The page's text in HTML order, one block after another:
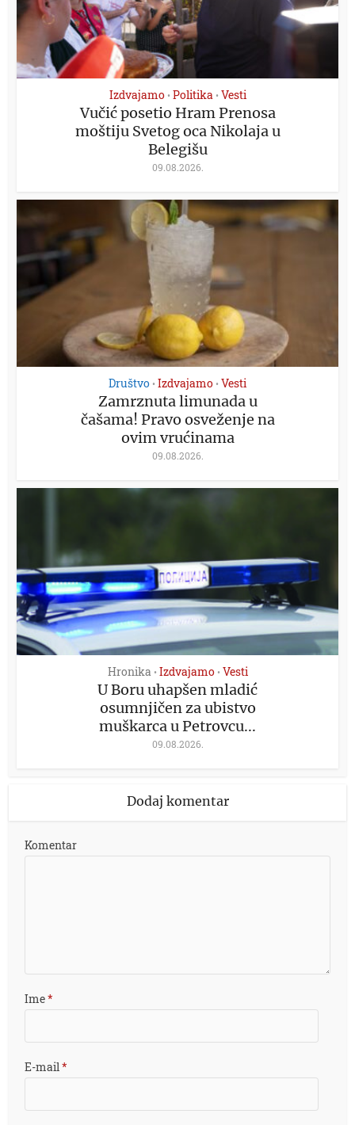
Izdvajamo • Politika • Vesti
Vučić posetio Hram Prenosa
moštiju Svetog oca Nikolaja u
Belegišu
09.08.2026.
Društvo • Izdvajamo • Vesti
Zamrznuta limunada u
čašama! Pravo osveženje na
ovim vrućinama
09.08.2026.
Hronika • Izdvajamo • Vesti
U Boru uhapšen mladić
osumnjičen za ubistvo
muškarca u Petrovcu...
09.08.2026.
Dodaj komentar
Komentar
Ime*
E-mail*